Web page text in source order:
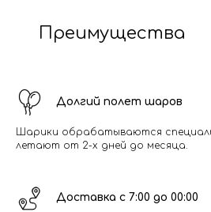
Преимущества
Долгий полет шаров
Шарики обрабатываются
летают от 2-х дней до месяца.
Доставка с 7:00 до 00:00